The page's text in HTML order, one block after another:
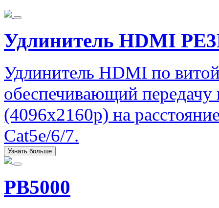
Удлинитель HDMI
Удлинитель HDMI по
обеспечивающий
(4096x2160p) на
Cat5e/6/7.
Узнать больше
PB5000